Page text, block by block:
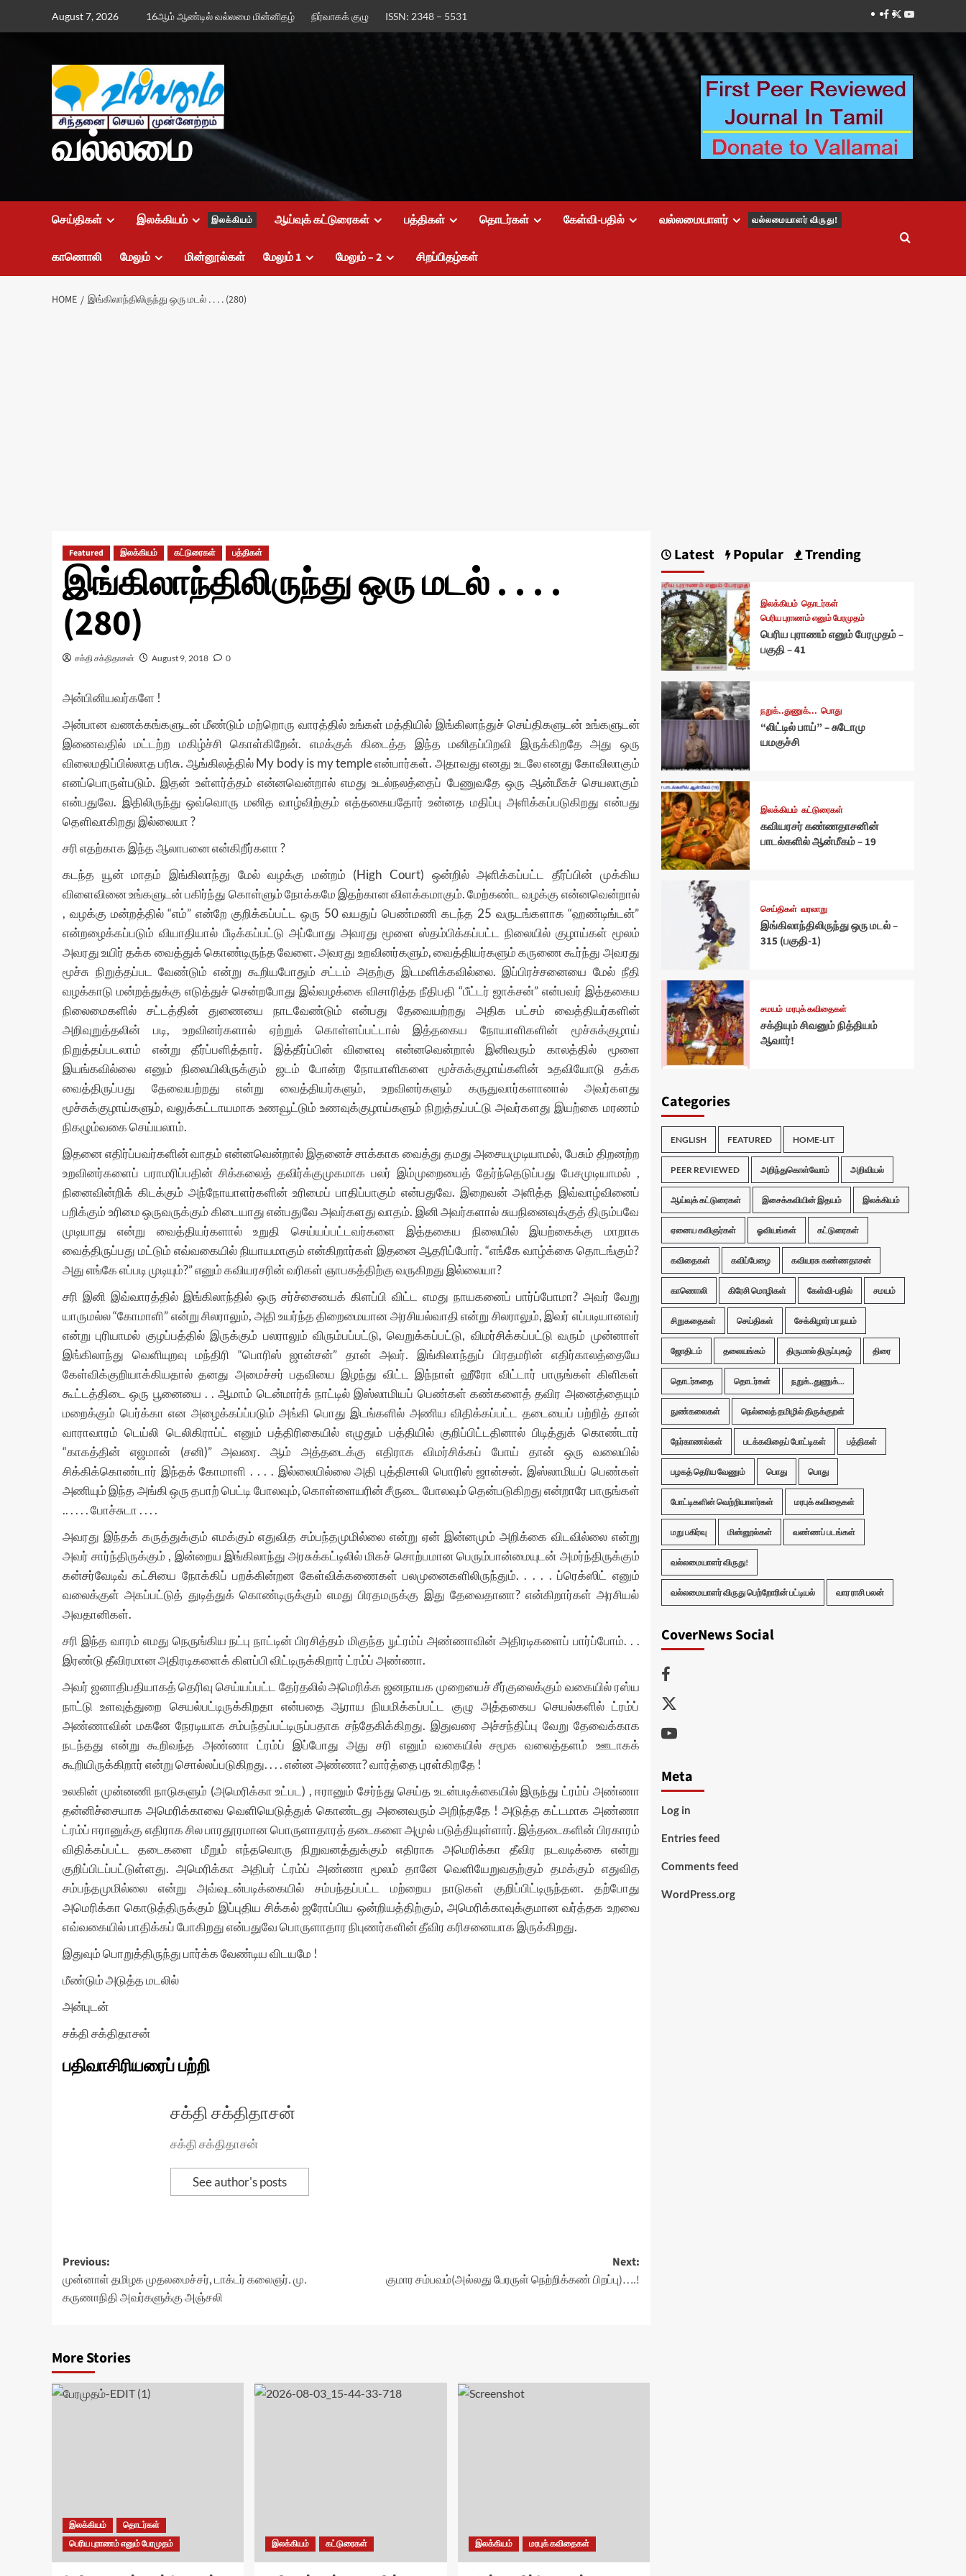
August 7, 2026 16ஆம் ஆண்டில் வல்லமை மின்னிதழ் நிர்வாகக் குழு ISSN: 2348 – 5531 Facebook
TwitterYoutube
வல்லமை
செய்திகள் இலக்கியம் இலக்கியம் ஆய்வுக் கட்டுரைகள் பத்திகள் தொடர்கள் கேள்வி-பதில் வல்லமையாளர் வல்லமையாளர் விருது!
காணொலி மேலும் மின்னூல்கள் மேலும் 1 மேலும் – 2 சிறப்பிதழ்கள்
HOME இங்கிலாந்திலிருந்து ஒரு மடல் . . . . (280)
Featured இலக்கியம் கட்டுரைகள் பத்திகள்
இங்கிலாந்திலிருந்து ஒரு மடல் . . . .
(280)
சக்தி சக்திதாசன் August 9, 2018 0
அன்பினியவர்களே !
அன்பான வணக்கங்களுடன் மீண்டும் மற்றொரு வாரத்தில் உங்கள் மத்தியில் இங்கிலாந்துச் செய்திகளுடன் உங்களுடன்
இணைவதில் மட்டற்ற மகிழ்ச்சி கொள்கிறேன். எமக்குக் கிடைத்த இந்த மனிதப்பிறவி இருக்கிறதே அது ஒரு
விலைமதிப்பில்லாத பரிசு. ஆங்கிலத்தில் My body is my temple என்பார்கள். அதாவது எனது உடலே எனது கோவிலாகும்
எனப்பொருள்படும். இதன் உள்ளர்த்தம் என்னவென்றால் எமது உடல்நலத்தைப் பேணுவதே ஒரு ஆன்மீகச் செயலாகும்
என்பதுவே. இதிலிருந்து ஒவ்வொரு மனித வாழ்விற்கும் எத்தகையதோர் உன்னத மதிப்பு அளிக்கப்படுகிறது என்பது
தெளிவாகிறது இல்லையா ?
சரி எதற்காக இந்த ஆலாபனை என்கிறீர்களா ?
கடந்த யூன் மாதம் இங்கிலாந்து மேல் வழக்கு மன்றம் (High Court) ஒன்றில் அளிக்கப்பட்ட தீர்ப்பின் முக்கிய
விளைவினை உங்களுடன் பகிர்ந்து கொள்ளும் நோக்கமே இதற்கான விளக்கமாகும். மேற்கண்ட வழக்கு என்னவென்றால்
, வழக்கு மன்றத்தில் “எம்” என்றே குறிக்கப்பட்ட ஒரு 50 வயதுப் பெண்மணி கடந்த 25 வருடங்களாக “ஹண்டிங்டன்”
என்றழைக்கப்படும் வியாதியால் பீடிக்கப்பட்டு அப்போது அவரது மூளை ஸ்தம்பிக்கப்பட்ட நிலையில் குழாய்கள் மூலம்
அவரது உயிர் தக்க வைத்துக் கொண்டிருந்த வேளை. அவரது உறவினர்களும், வைத்தியர்களும் கருணை கூர்ந்து அவரது
மூச்சு நிறுத்தப்பட வேண்டும் என்று கூறியபோதும் சட்டம் அதற்கு இடமளிக்கவில்லை. இப்பிரச்சனையை மேல் நீதி
வழக்காடு மன்றத்துக்கு எடுத்துச் சென்றபோது இவ்வழக்கை விசாரித்த நீதிபதி “பீட்டர் ஜாக்சன்” என்பவர் இத்தகைய
நிலைமைகளில் சட்டத்தின் துணையை நாடவேண்டும் என்பது தேவையற்றது அதிக பட்சம் வைத்தியர்களின்
அறிவுறுத்தலின் படி, உறவினர்களால் ஏற்றுக் கொள்ளப்பட்டால் இத்தகைய நோயாளிகளின் மூச்சுக்குழாய்
நிறுத்தப்படலாம் என்று தீர்ப்பளித்தார். இத்தீர்ப்பின் விளைவு என்னவென்றால் இனிவரும் காலத்தில் மூளை
இயங்கவில்லை எனும் நிலையிலிருக்கும் ஜடம் போன்ற நோயாளிகளை மூச்சுக்குழாய்களின் உதவியோடு தக்க
வைத்திருப்பது தேவையற்றது என்று வைத்தியர்களும், உறவினர்களும் கருதுவார்களானால் அவர்களது
மூச்சுக்குழாய்களும், வலுக்கட்டாயமாக உணவூட்டும் உணவுக்குழாய்களும் நிறுத்தப்பட்டு அவர்களது இயற்கை மரணம்
நிகழும்வகை செய்யலாம்.
இதனை எதிர்ப்பவர்களின் வாதம் என்னவென்றால் இதனைச் சாக்காக வைத்து தமது அசையமுடியாமல், பேசும் திறனற்ற
உறவினர்களைப் பராமரிப்பதின் சிக்கலைத் தவிர்க்குமுகமாக பலர் இம்முறையைத் தேர்ந்தெடுப்பது பேசமுடியாமல் ,
நினைவின்றிக் கிடக்கும் அந்நோயாளர்களின் உரிமைப் பாதிப்பாகும் என்பதுவே. இறைவன் அளித்த இவ்வாழ்வினைப்
பறிக்கும் உரிமை ஒருவருக்கும் கிடையாது என்பதுவே அவர்களது வாதம். இனி அவர்களால் சுயநினைவுக்குத் திரும்பவே
முடியாது என்று வைத்தியர்களால் உறுதி செய்யப்பட்டவர்களை இத்தகைய நிலையில் இயற்கைக்கு மாறாக
வைத்திருப்பது மட்டும் எவ்வகையில் நியாயமாகும் என்கிறார்கள் இதனை ஆதரிப்போர். “எங்கே வாழ்க்கை தொடங்கும்?
அது எங்கே எப்படி முடியும்?” எனும் கவியரசரின் வரிகள் ஞாபகத்திற்கு வருகிறது இல்லையா?
சரி இனி இவ்வாரத்தில் இங்கிலாந்தில் ஒரு சர்ச்சையைக் கிளப்பி விட்ட எமது நாயகனைப் பார்ப்போமா? அவர் வேறு
யாருமல்ல “கோமாளி” என்று சிலராலும், அதி உயர்ந்த திறைமையான அரசியல்வாதி என்று சிலராலும், இவர் எப்படியானவர்
என்று புரியாமல் குழப்பத்தில் இருக்கும் பலராலும் விரும்பப்பட்டு, வெறுக்கப்பட்டு, விமர்சிக்கப்பட்டு வரும் முன்னாள்
இங்கிலாந்து வெளியுறவு மந்திரி “பொரிஸ் ஜான்சன்” தான் அவர். இங்கிலாந்துப் பிரதமரின் எதிர்காலத்தையே
கேள்விக்குறியாக்கியதால் தனது அமைச்சர் பதவியை இழந்து விட்ட இந்நாள் ஹீரோ விட்டார் பாருங்கள் கிளிகள்
கூட்டத்திடை ஒரு பூனையை . . ஆமாம் டென்மார்க் நாட்டில் இஸ்லாமியப் பெண்கள் கண்களைத் தவிர அனைத்தையும்
மறைக்கும் பெர்க்கா என அழைக்கப்ப்படும் அங்கி பொது இடங்களில் அணிய விதிக்கப்பட்ட தடையைப் பற்றித் தான்
வாராவாரம் டெய்லி டெலிகிராப்ட் எனும் பத்திரிகையில் எழுதும் பத்தியில் குறிப்பிட்டதினால் பிடித்துக் கொண்டார்
“காகத்தின் எஜமான் (சனி)” அவரை. ஆம் அத்தடைக்கு எதிராக விமர்சிக்கப் போய் தான் ஒரு வலையில்
சிக்கிக்கொண்டார் இந்தக் கோமாளி . . . . இல்லையில்லை அதி புத்திசாலி பொரிஸ் ஜான்சன். இஸ்லாமியப் பெண்கள்
அணியும் இந்த அங்கி ஒரு தபாற் பெட்டி போலவும், கொள்ளையரின் சீருடை போலவும் தென்படுகிறது என்றாரே பாருங்கள்
.. . . . . போச்சுடா . . . .
அவரது இந்தக் கருத்துக்கும் எமக்கும் எதுவித சம்பந்தமுமில்லை என்று ஏன் இன்னமும் அறிக்கை விடவில்லை என்று
அவர் சார்ந்திருக்கும் , இன்றைய இங்கிலாந்து அரசுக்கட்டிலில் மிகச் சொற்பமான பெரும்பான்மையுடன் அமர்ந்திருக்கும்
கன்சர்வேடிவ் கட்சியை நோக்கிப் பறக்கின்றன கேள்விக்கணைகள் பலமுனைகளிலிருந்தும். . . . . ப்ரெக்ஸிட் எனும்
வலைக்குள் அகப்பட்டுத் துடித்துக் கொண்டிருக்கும் எமது பிரதமருக்கு இது தேவைதானா? என்கிறார்கள் அரசியல்
அவதானிகள்.
சரி இந்த வாரம் எமது நெருங்கிய நட்பு நாட்டின் பிரசித்தம் மிகுந்த ௶ட்ரம்ப் அண்ணாவின் அதிரடிகளைப் பார்ப்போம். . .
இரண்டு தீவிரமான அதிரடிகளைக் கிளப்பி விட்டிருக்கிறார் ட்ரம்ப் அண்ணா.
அவர் ஜனாதிபதியாகத் தெரிவு செய்யப்பட்ட தேர்தலில் அமெரிக்க ஜனநாயக முறையைச் சீர்குலைக்கும் வகையில் ரஸ்ய
நாட்டு உளவுத்துறை செயல்பட்டிருக்கிறதா என்பதை ஆராய நியமிக்கப்பட்ட குழு அத்தகைய செயல்களில் ட்ரம்ப்
அண்ணாவின் மகனே நேரடியாக சம்பந்தப்பட்டிருப்பதாக சந்தேகிக்கிறது. இதுவரை அச்சந்திப்பு வேறு தேவைக்காக
நடந்தது என்று கூறிவந்த அண்ணா ட்ரம்ப் இப்போது அது சரி எனும் வகையில் சமூக வலைத்தளம் ஊடாகக்
கூறியிருக்கிறார் என்று சொல்லப்படுகிறது. . . . என்ன அண்ணா? வார்த்தை புரள்கிறதே !
உலகின் முன்னணி நாடுகளும் (அமெரிக்கா உட்பட) , ஈரானும் சேர்ந்து செய்த உடன்படிக்கையில் இருந்து ட்ரம்ப் அண்ணா
தன்னிச்சையாக அமெரிக்காவை வெளியெடுத்துக் கொண்டது அனைவரும் அறிந்ததே ! அடுத்த கட்டமாக அண்ணா
ட்ரம்ப் ஈரானுக்கு எதிராக சில பாரதூரமான பொருளாதாரத் தடைகளை அமுல் படுத்தியுள்ளார். இத்தடைகளின் பிரகாரம்
விதிக்கப்பட்ட தடைகளை மீறும் எந்தவொரு நிறுவனத்துக்கும் எதிராக அமெரிக்கா தீவிர நடவடிக்கை என்று
குறிப்பிடப்பட்டுள்ளது. அமெரிக்கா அதிபர் ட்ரம்ப் அண்ணா மூலம் தானே வெளியேறுவதற்கும் தமக்கும் எதுவித
சம்பந்தமுமில்லை என்று அவ்வுடன்படிக்கையில் சம்பந்தப்பட்ட மற்றைய நாடுகள் குறிப்பிட்டிருந்தன. தற்போது
அமெரிக்கா கொடுத்திருக்கும் இப்புதிய சிக்கல் ஜரோப்பிய ஒன்றியத்திற்கும், அமெரிக்காவுக்குமான வர்த்தக உறவை
எவ்வகையில் பாதிக்கப் போகிறது என்பதுவே பொருளாதார நிபுணர்களின் தீவிர கரிசனையாக இருக்கிறது.
இதுவும் பொறுத்திருந்து பார்க்க வேண்டிய விடயமே !
மீண்டும் அடுத்த மடலில்
அன்புடன்
சக்தி சக்திதாசன்
பதிவாசிரியரைப் பற்றி
சக்தி சக்திதாசன்
சக்தி சக்திதாசன்
See author's posts
Post
navigation
Previous:
முன்னாள் தமிழக முதலமைச்சர், டாக்டர் கலைஞர். மு.
கருணாநிதி அவர்களுக்கு அஞ்சலி
Next:
குமார சம்பவம்(அல்லது பேரருள் நெற்றிக்கண் பிறப்பு)….!
More Stories
இலக்கியம்
தொடர்கள்
பெரிய புராணம் எனும் பேரமுதம்
இலக்கியம் கட்டுரைகள் இலக்கியம் மரபுக் கவிதைகள்
Latest Popular Trending
இலக்கியம் தொடர்கள்
பெரிய புராணம் எனும் பேரமுதம்
பெரிய புராணம் எனும் பேரமுதம் –
பகுதி – 41
நறுக்..துணுக்... பொது
“லிட்டில் பாய்” – சுடோமு
யமகுச்சி
இலக்கியம் கட்டுரைகள்
கவியரசர் கண்ணதாசனின்
பாடல்களில் ஆன்மீகம் – 19
செய்திகள் வரலாறு
இங்கிலாந்திலிருந்து ஒரு மடல் –
315 (பகுதி-1)
சமயம் மரபுக் கவிதைகள்
சக்தியும் சிவனும் நித்தியம்
ஆவார்!
Categories
ENGLISH FEATURED HOME-LIT
PEER REVIEWED அறிந்துகொள்வோம் அறிவியல்
ஆய்வுக் கட்டுரைகள் இசைக்கவியின் இதயம் இலக்கியம்
ஏனைய கவிஞர்கள் ஓவியங்கள் கட்டுரைகள்
கவிதைகள் கவிப்பேழை கவியரசு கண்ணதாசன்
காணொலி கிரேசி மொழிகள் கேள்வி-பதில் சமயம்
சிறுகதைகள் செய்திகள் சேக்கிழார் பா நயம்
ஜோதிடம் தலையங்கம் திருமால் திருப்புகழ் திரை
தொடர்கதை தொடர்கள் நறுக்..துணுக்...
நுண்கலைகள் நெல்லைத் தமிழில் திருக்குறள்
நேர்காணல்கள் படக்கவிதைப் போட்டிகள் பத்திகள்
பழகத் தெரிய வேணும் பொது பொது
போட்டிகளின் வெற்றியாளர்கள் மரபுக் கவிதைகள்
மறு பகிர்வு மின்னூல்கள் வண்ணப் படங்கள்
வல்லமையாளர் விருது!
வல்லமையாளர் விருது பெற்றோரின் பட்டியல் வார ராசி பலன்
CoverNews Social
Facebook
Twitter
Youtube
Meta
Log in
Entries feed
Comments feed
WordPress.org